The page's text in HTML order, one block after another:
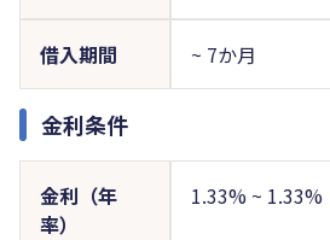
借入期間 ~ 7か月
金利条件
金利（年
率）
1.33% ~ 1.33%